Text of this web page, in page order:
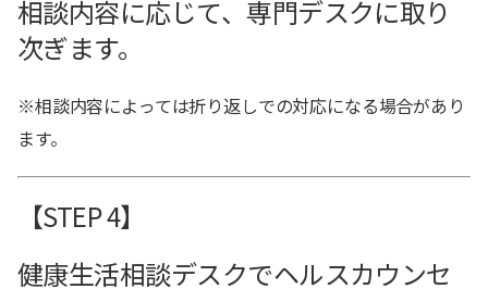
相談内容に応じて、専門デスクに取り
次ぎます。
※相談内容によっては折り返しでの対応になる場合があり
ます。
【STEP 4】
健康生活相談デスクでヘルスカウンセ